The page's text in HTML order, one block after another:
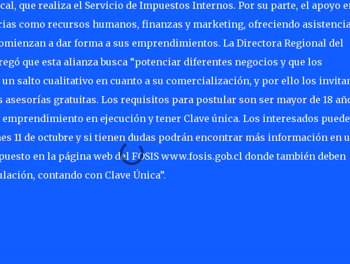
que realiza el Servicio de Impuestos Internos. Por su parte, el apoyo
como recursos humanos, finanzas y marketing, ofreciendo
a dar forma a sus emprendimientos. La Directora Regional del
que esta alianza busca “potenciar diferentes negocios y que los
salto cualitativo en cuanto a su comercialización, y por ello los
asesorías gratuitas. Los requisitos para postular son ser mayor de 18
emprendimiento en ejecución y tener Clave única. Los interesados
11 de octubre y si tienen dudas podrán encontrar más información en
en la página web del FOSIS www.fosis.gob.cl donde también deben
contando con Clave Única”.